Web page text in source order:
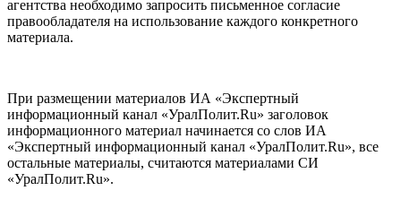
агентства необходимо запросить письменное согласие
правообладателя на использование каждого конкретного
материала.
При размещении материалов ИА «Экспертный
информационный канал «УралПолит.Ru» заголовок
информационного материал начинается со слов ИА
«Экспертный информационный канал «УралПолит.Ru», все
остальные материалы, считаются материалами СИ
«УралПолит.Ru».